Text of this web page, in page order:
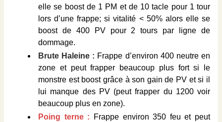
elle se boost de 1 PM et de 10 tacle pour 1 tour
lors d’une frappe; si vitalité < 50% alors elle se
boost de 400 PV pour 2 tours par ligne de
dommage.
Brute Haleine : Frappe d’environ 400 neutre en
zone et peut frapper beaucoup plus fort si le
monstre est boost grâce à son gain de PV et si il
lui manque des PV (peut frapper du 1200 voir
beaucoup plus en zone).
Poing terne : Frappe environ 350 feu et peut